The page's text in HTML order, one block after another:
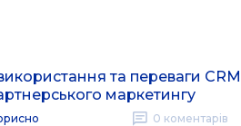
та переваги CRM
маркетингу
0 коментарів